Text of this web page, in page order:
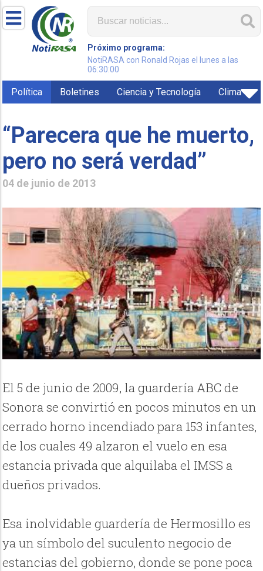
Próximo programa:
NotiRASA con Ronald Rojas el lunes a las
06:30:00
Política Boletines Ciencia y Tecnología Clima
“Parecera que he muerto,
pero no será verdad”
04 de junio de 2013
El 5 de junio de 2009, la guardería ABC de
Sonora se convirtió en pocos minutos en un
cerrado horno incendiado para 153 infantes,
de los cuales 49 alzaron el vuelo en esa
estancia privada que alquilaba el IMSS a
dueños privados.
Esa inolvidable guardería de Hermosillo es
ya un símbolo del suculento negocio de
estancias del gobierno, donde se pone poca